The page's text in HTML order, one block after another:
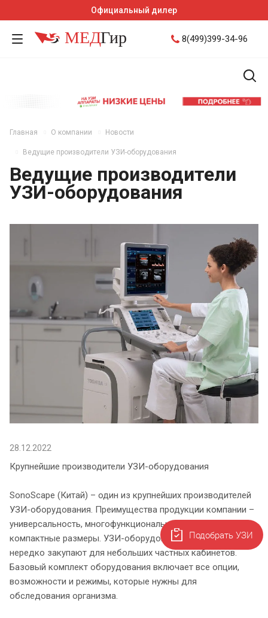
Официальный дилер
8(499)399-34-96
Главная О компании Новости
Ведущие производители УЗИ-оборудования
Ведущие производители
УЗИ-оборудования
28.12.2022
Крупнейшие производители УЗИ-оборудования
SonoScape (Китай) – один из крупнейших производителей
УЗИ-оборудования. Преимущества продукции компании –
универсальность, многофункциональность, мобильность и
компактные размеры. УЗИ-оборудование от SonoScape
нередко закупают для небольших частных кабинетов.
Базовый комплект оборудования включает все опции,
возможности и режимы, которые нужны для
обследования организма.
Подобрать УЗИ